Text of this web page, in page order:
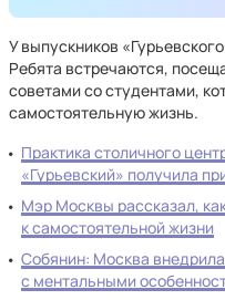
У выпускников
Ребята встречаются,
советами со студентами,
самостоятельную жизнь.
Практика столичного
«Гурьевский» получила
Мэр Москвы рассказал,
к самостоятельной жизни
Собянин: Москва
с ментальными